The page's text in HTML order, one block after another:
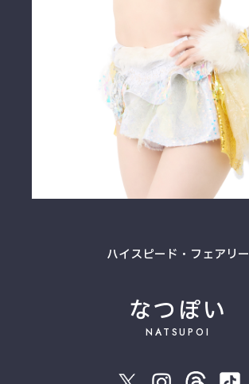
ハイスピード・フェアリー
なつぽい
NATSUPOI